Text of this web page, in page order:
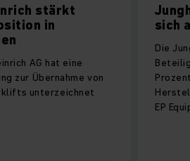
stärkt
in
AG hat eine
zur Übernahme von
unterzeichnet
sich
Die
EP